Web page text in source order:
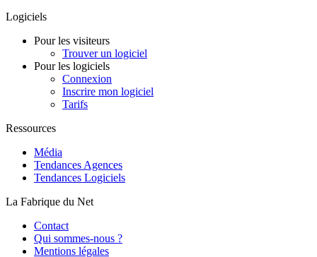
Logiciels
Pour les visiteurs
Trouver un logiciel
Pour les logiciels
Connexion
Inscrire mon logiciel
Tarifs
Ressources
Média
Tendances Agences
Tendances Logiciels
La Fabrique du Net
Contact
Qui sommes-nous ?
Mentions légales